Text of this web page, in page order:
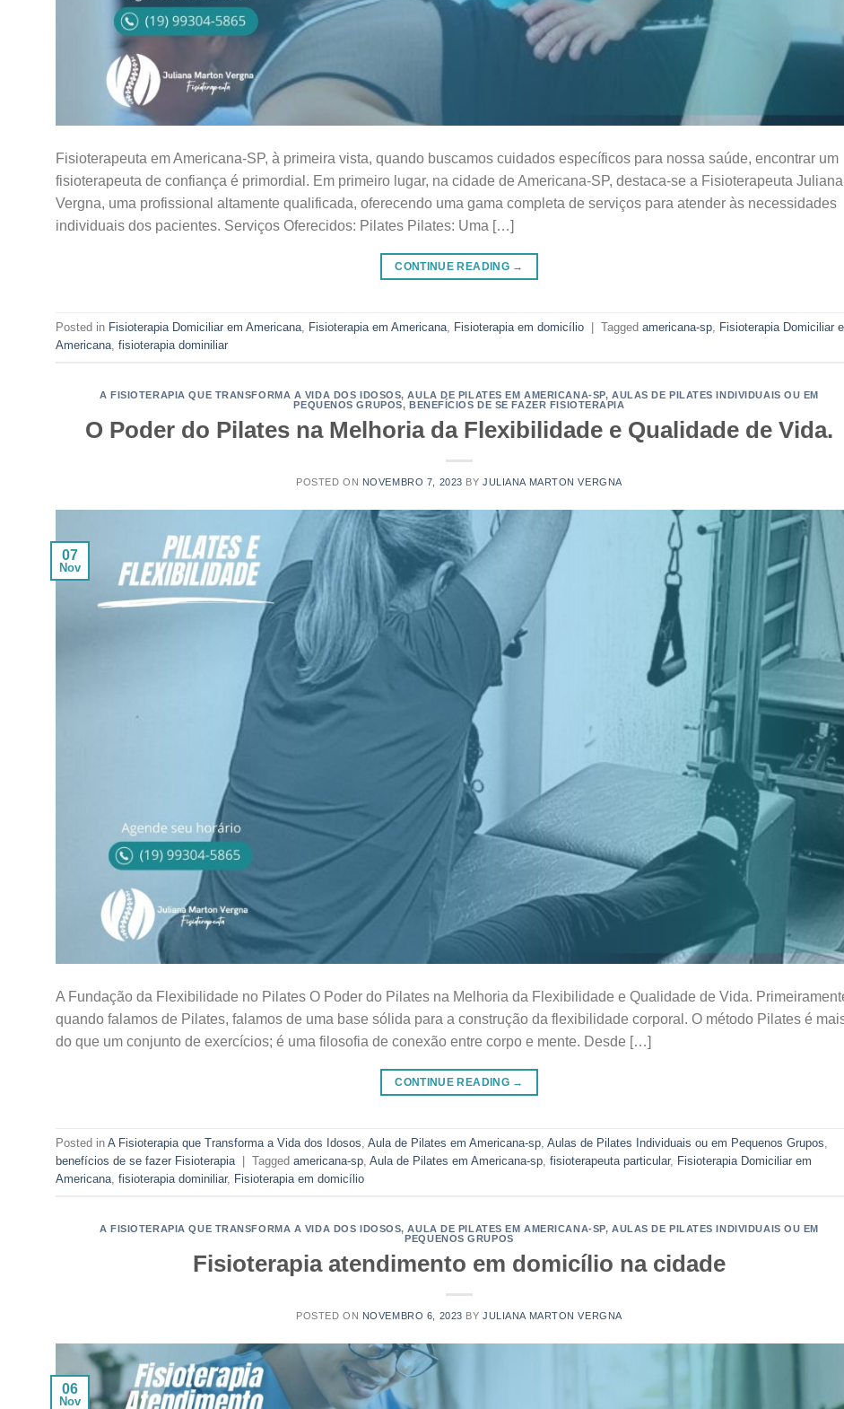
Fisioterapeuta em Americana-SP, à primeira vista, quando buscamos cuidados específicos para nossa saúde, encontrar um
fisioterapeuta de confiança é primordial. Em primeiro lugar, na cidade de Americana-SP, destaca-se a Fisioterapeuta Juliana
Vergna, uma profissional altamente qualificada, oferecendo uma gama completa de serviços para atender às necessidades
individuais dos pacientes. Serviços Oferecidos: Pilates Pilates: Uma […]
CONTINUE READING →
Posted in Fisioterapia Domiciliar em Americana, Fisioterapia em Americana, Fisioterapia em domicílio Tagged americana-sp, Fisioterapia Domiciliar
Americana, fisioterapia dominiliar
A FISIOTERAPIA QUE TRANSFORMA A VIDA DOS IDOSOS,AULA DE PILATES EM AMERICANA-SP, AULAS DE PILATES INDIVIDUAIS OU EM
PEQUENOS GRUPOS, BENEFÍCIOS DE SE FAZER FISIOTERAPIA
O Poder do Pilates na Melhoria da Flexibilidade e Qualidade de Vida.
POSTED ON NOVEMBRO 7, 2023 BYJULIANA MARTON VERGNA
07
Nov
A Fundação da Flexibilidade no Pilates O Poder do Pilates na Melhoria da Flexibilidade e Qualidade de Vida.
quando falamos de Pilates, falamos de uma base sólida para a construção da flexibilidade corporal. O método Pilates é
do que um conjunto de exercícios; é uma filosofia de conexão entre corpo e mente. Desde […]
CONTINUE READING →
Posted in A Fisioterapia que Transforma a Vida dos Idosos, Aula de Pilates em Americana-sp, Aulas de Pilates Individuais ou em Pequenos Grupos,
benefícios de se fazer Fisioterapia
Tagged americana-sp, Aula de Pilates em Americana-sp, fisioterapeuta particular, Fisioterapia Domiciliar em
Americana, fisioterapia dominiliar, Fisioterapia em domicílio
A FISIOTERAPIA QUE TRANSFORMA A VIDA DOS IDOSOS,AULA DE PILATES EM AMERICANA-SP, AULAS DE PILATES INDIVIDUAIS OU EM
PEQUENOS GRUPOS
Fisioterapia atendimento em domicílio na cidade
POSTED ON NOVEMBRO 6, 2023 BYJULIANA MARTON VERGNA
06
Nov